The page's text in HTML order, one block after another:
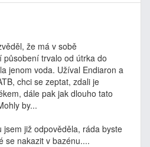
že má v sobě
působení trvalo od útrka do
jenom voda. Užíval Endiaron a
chci se zeptat, zdali je
dále pak jak dlouho tato
by...
jsem již odpověděla, ráda byste
se nakazit v bazénu....